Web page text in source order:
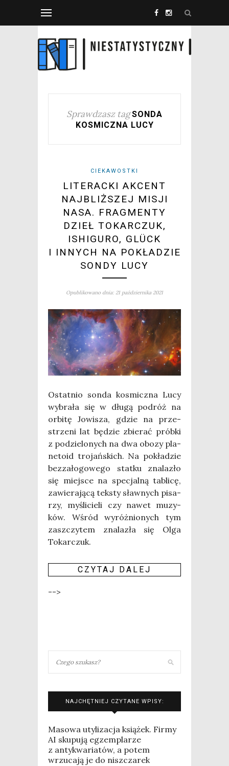
Sprawdzasz tag SONDA
KOSMICZNA LUCY
CIEKAWOSTKI
LITERACKI AKCENT
NAJBLIŻSZEJ MISJI
NASA. FRAGMENTY
DZIEŁ TOKARCZUK,
ISHIGURO, GLÜCK
I INNYCH NA POKŁADZIE
SONDY LUCY
Opublikowano dnia: 21 października 2021
Ostat­nio son­da kosmicz­na Lucy
wybra­ła się w dłu­gą podróż na
orbi­tę Jowi­sza, gdzie na prze­
strze­ni lat będzie zbie­rać prób­ki
z podzie­lo­nych na dwa obo­zy pla­
ne­to­id tro­jań­skich. Na pokła­dzie
bez­za­ło­go­we­go stat­ku zna­la­zło
się miej­sce na spe­cjal­ną tabli­cę,
zawie­ra­ją­cą tek­sty sław­nych pisa­
rzy, myśli­cie­li czy nawet muzy­
ków. Wśród wyróż­nio­nych tym
zaszczy­tem zna­la­zła się Olga
Tokar­czuk.
CZY­TAJ DALEJ
-->
NAJCHĘTNIEJ CZYTANE WPISY:
Masowa utylizacja książek. Firmy
AI skupują egzemplarze
z antykwariatów, a potem
wrzucają je do niszczarek